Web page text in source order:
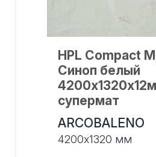
HPL Compact
Синоп белый
супермат
ARCOBALENO
4200х1320 мм
Cогласен с
персональных